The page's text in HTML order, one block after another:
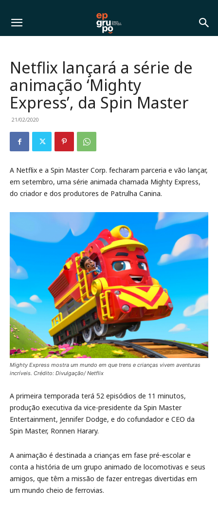
Netflix lançará a série de
animação ‘Mighty
Express’, da Spin Master
21/02/2020
A Netflix e a Spin Master Corp. fecharam parceria e vão lançar,
em setembro, uma série animada chamada Mighty Express,
do criador e dos produtores de Patrulha Canina.
Mighty Express mostra um mundo em que trens e crianças vivem aventuras
incríveis. Crédito: Divulgação/ Netflix
A primeira temporada terá 52 episódios de 11 minutos,
produção executiva da vice-presidente da Spin Master
Entertainment, Jennifer Dodge, e do cofundador e CEO da
Spin Master, Ronnen Harary.
A animação é destinada a crianças em fase pré-escolar e
conta a história de um grupo animado de locomotivas e seus
amigos, que têm a missão de fazer entregas divertidas em
um mundo cheio de ferrovias.